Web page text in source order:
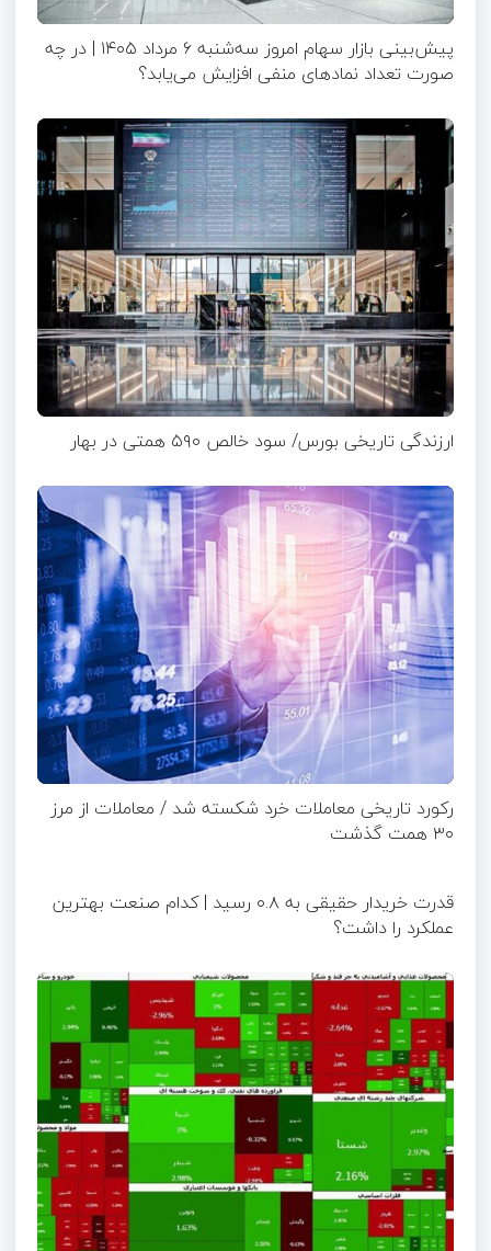
پیش‌بینی بازار سهام امروز سه‌شنبه ۶ مرداد ۱۴۰۵ | در چه
صورت تعداد نماد‌های منفی افزایش می‌یابد؟
ارزندگی تاریخی بورس/ سود خالص ۵۹۰ همتی در بهار
رکورد تاریخی معاملات خرد شکسته شد / معاملات از مرز
۳۰ همت گذشت
قدرت خریدار حقیقی به ۰.۸ رسید | کدام صنعت بهترین
عملکرد را داشت؟